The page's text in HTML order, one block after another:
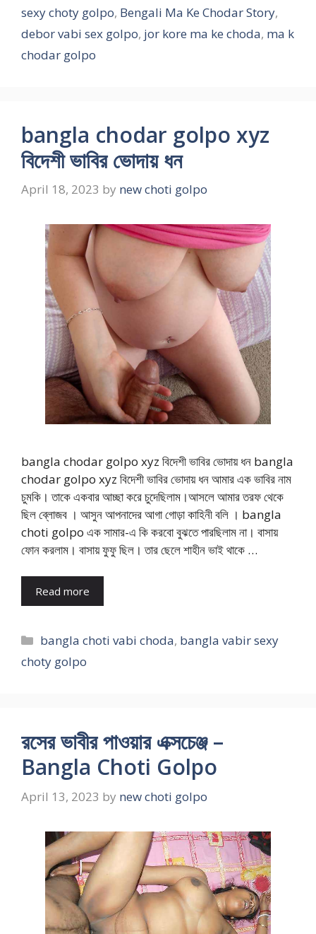
sexy choty golpo, Bengali Ma Ke Chodar Story,
debor vabi sex golpo, jor kore ma ke choda, ma k
chodar golpo
bangla chodar golpo xyz
বিদেশী ভাবির ভোদায় ধন
April 18, 2023 by new choti golpo
bangla chodar golpo xyz বিদেশী ভাবির ভোদায় ধন bangla
chodar golpo xyz বিদেশী ভাবির ভোদায় ধন আমার এক ভাবির নাম
চুমকি। তাকে একবার আচ্ছা করে চুদেছিলাম।আসলে আমার তরফ থেকে
ছিল ব্লোজব । আসুন আপনাদের আগা গোড়া কাহিনী বলি । bangla
choti golpo এক সামার-এ কি করবো বুঝতে পারছিলাম না। বাসায়
ফোন করলাম। বাসায় ফুফু ছিল। তার ছেলে শাহীন ভাই থাকে …
Read more
Categories
bangla choti vabi choda, bangla vabir sexy
choty golpo
রসের ভাবীর পাওয়ার এক্সচেঞ্জ –
Bangla Choti Golpo
April 13, 2023 by new choti golpo